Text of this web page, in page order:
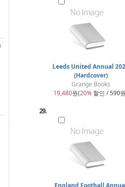
Leeds United Annual
(Hardcover)
Grange Books
19,480원(20% 할인 / 590
29.
England Football